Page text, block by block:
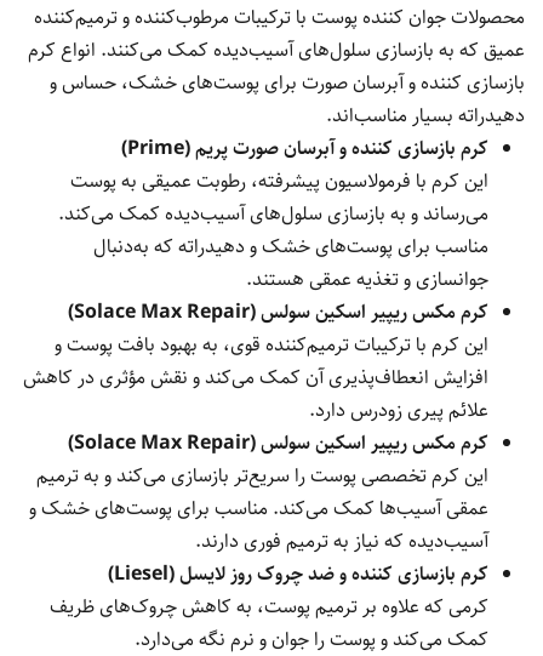
محصولات جوان کننده پوست با ترکیبات مرطوب‌کننده و ترمیم‌کننده
عمیق که به بازسازی سلول‌های آسیب‌دیده کمک می‌کنند. انواع کرم
بازسازی کننده و آبرسان صورت برای پوست‌های خشک، حساس و
دهیدراته بسیار مناسب‌اند.
کرم بازسازی کننده و آبرسان صورت پریم (Prime)
این کرم با فرمولاسیون پیشرفته، رطوبت عمیقی به پوست
می‌رساند و به بازسازی سلول‌های آسیب‌دیده کمک می‌کند.
مناسب برای پوست‌های خشک و دهیدراته که به‌دنبال
جوانسازی و تغذیه عمقی هستند.
کرم مکس ریپیر اسکین سولس (Solace Max Repair)
این کرم با ترکیبات ترمیم‌کننده قوی، به بهبود بافت پوست و
افزایش انعطاف‌پذیری آن کمک می‌کند و نقش مؤثری در کاهش
علائم پیری زودرس دارد.
کرم مکس ریپیر اسکین سولس (Solace Max Repair)
این کرم تخصصی پوست را سریع‌تر بازسازی می‌کند و به ترمیم
عمقی آسیب‌ها کمک می‌کند. مناسب برای پوست‌های خشک و
آسیب‌دیده که نیاز به ترمیم فوری دارند.
کرم بازسازی کننده و ضد چروک روز لایسل (Liesel)
کرمی که علاوه بر ترمیم پوست، به کاهش چروک‌های ظریف
کمک می‌کند و پوست را جوان و نرم نگه می‌دارد.